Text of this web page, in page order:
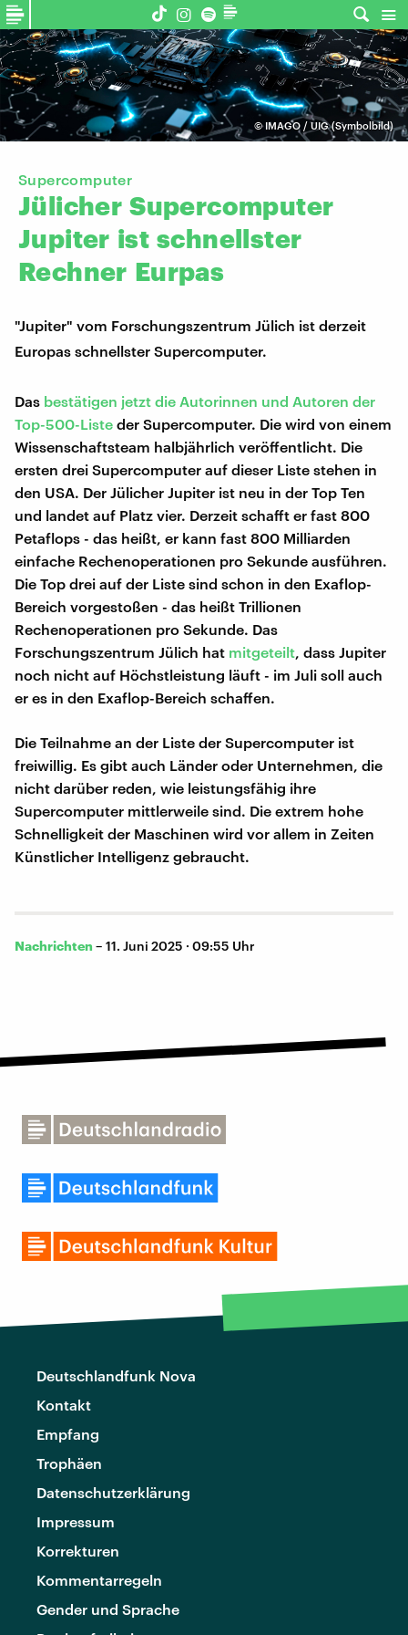
©IMAGO / UIG (Symbolbild)
Supercomputer
Jülicher Supercomputer
Jupiter ist schnellster
Rechner Eurpas
"Jupiter" vom Forschungszentrum Jülich ist derzeit
Europas schnellster Supercomputer.
Das bestätigen jetzt die Autorinnen und Autoren der
Top-500-Liste der Supercomputer. Die wird von einem
Wissenschaftsteam halbjährlich veröffentlicht. Die
ersten drei Supercomputer auf dieser Liste stehen in
den USA. Der Jülicher Jupiter ist neu in der Top Ten
und landet auf Platz vier. Derzeit schafft er fast 800
Petaflops - das heißt, er kann fast 800 Milliarden
einfache Rechenoperationen pro Sekunde ausführen.
Die Top drei auf der Liste sind schon in den Exaflop-
Bereich vorgestoßen - das heißt Trillionen
Rechenoperationen pro Sekunde. Das
Forschungszentrum Jülich hat mitgeteilt, dass Jupiter
noch nicht auf Höchstleistung läuft - im Juli soll auch
er es in den Exaflop-Bereich schaffen.
Die Teilnahme an der Liste der Supercomputer ist
freiwillig. Es gibt auch Länder oder Unternehmen, die
nicht darüber reden, wie leistungsfähig ihre
Supercomputer mittlerweile sind. Die extrem hohe
Schnelligkeit der Maschinen wird vor allem in Zeiten
Künstlicher Intelligenz gebraucht.
Nachrichten – 11. Juni 2025 · 09:55 Uhr
Deutschlandfunk Nova
Kontakt
Empfang
Trophäen
Datenschutzerklärung
Impressum
Korrekturen
Kommentarregeln
Gender und Sprache